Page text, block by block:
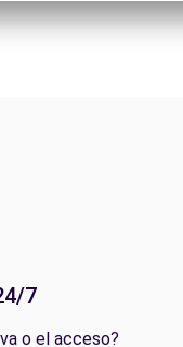
7
o el acceso?